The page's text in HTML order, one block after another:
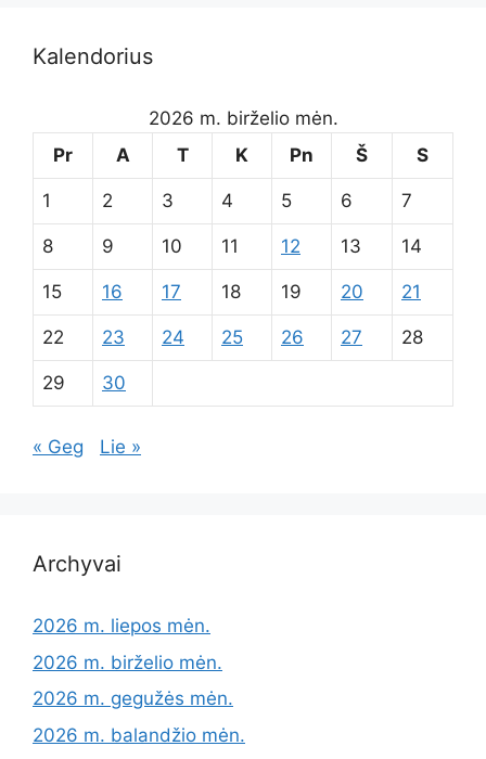
Kalendorius
2026 m. birželio mėn.
Pr
A T K Pn Š S
1 2 3 4 5 6 7
8 9 10 11 12 13 14
15 16 17 18 19 20 21
22 23 24 25 26 27 28
29 30
« Geg Lie »
Archyvai
2026 m. liepos mėn.
2026 m. birželio mėn.
2026 m. gegužės mėn.
2026 m. balandžio mėn.